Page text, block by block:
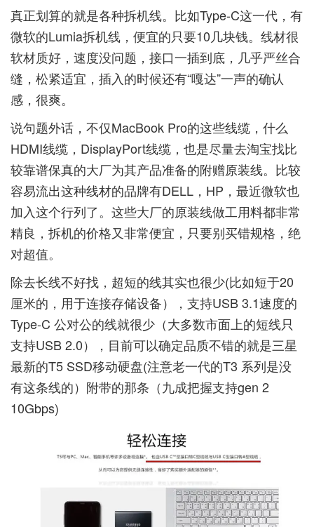
真正划算的就是各种拆机线。比如Type-C这一代，有
微软的Lumia拆机线，便宜的只要10几块钱。线材很
软材质好，速度没问题，接口一插到底，几乎严丝合
缝，松紧适宜，插入的时候还有“嘎达”一声的确认
感，很爽。
说句题外话，不仅MacBook Pro的这些线缆，什么
HDMI线缆，DisplayPort线缆，也是尽量去淘宝找比
较靠谱保真的大厂为其产品准备的附赠原装线。比较
容易流出这种线材的品牌有DELL，HP，最近微软也
加入这个行列了。这些大厂的原装线做工用料都非常
精良，拆机的价格又非常便宜，只要别买错规格，绝
对超值。
除去长线不好找，超短的线其实也很少(比如短于20
厘米的，用于连接存储设备），支持USB 3.1速度的
Type-C 公对公的线就很少（大多数市面上的短线只
支持USB 2.0），目前可以确定品质不错的就是三星
最新的T5 SSD移动硬盘(注意老一代的T3 系列是没
有这条线的）附带的那条（九成把握支持gen 2
10Gbps)